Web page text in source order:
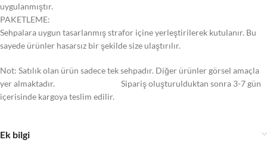
uygulanmıştır.
PAKETLEME:
Sehpalara uygun tasarlanmış strafor içine yerleştirilerek kutulanır. Bu
sayede ürünler hasarsız bir şekilde size ulaştırılır.
Not: Satılık olan ürün sadece tek sehpadır. Diğer ürünler görsel amaçla
yer almaktadır. Sipariş oluşturulduktan sonra 3-7 gün
içerisinde kargoya teslim edilir.
Ek bilgi